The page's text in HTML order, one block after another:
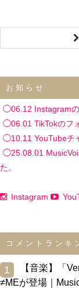
お知らせ
◯06.12 Instagramの
◯06.01 TikTokのフ
◯10.11 YouTubeチ
◯25.08.01
た。
Instagram
コメントランキ
1
【音楽】「
≠MEが登場｜